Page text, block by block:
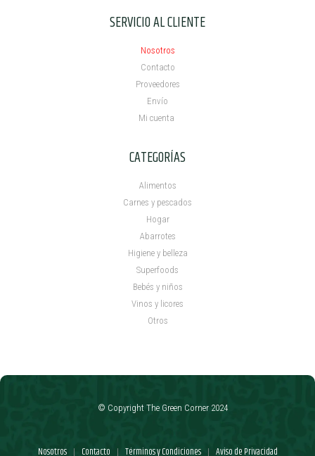
SERVICIO AL CLIENTE
Nosotros
Contacto
Proveedores
Envío
Mi cuenta ​
CATEGORÍAS
Alimentos
Carnes y pescados
Hogar
Abarrotes
Higiene y belleza
Superfoods
Bebés y niños
Vinos y licores
Otros
Nosotros | Contacto | Términos y Condiciones | Aviso de Privacidad
© Copyright The Green Corner 2024